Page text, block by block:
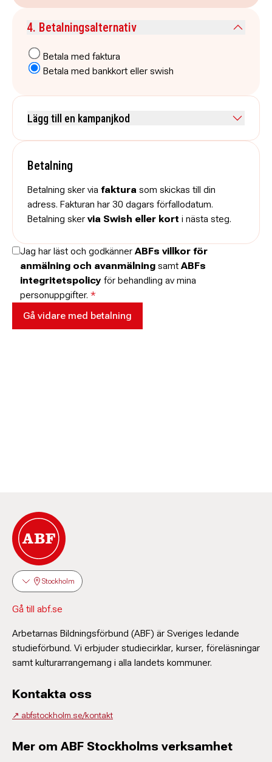
4. Betalningsalternativ
Betala med faktura
Betala med bankkort eller swish
Lägg till en kampanjkod
Betalning
Betalning sker via faktura som skickas till din
adress. Fakturan har 30 dagars förfallodatum.
Betalning sker via Swish eller kort i nästa steg.
Jag har läst och godkänner ABFs villkor för
anmälning och avanmälning samt ABFs
integritetspolicy för behandling av mina
personuppgifter. *
Stockholm
Gå till abf.se
Arbetarnas Bildningsförbund (ABF) är Sveriges ledande
studieförbund. Vi erbjuder studiecirklar, kurser, föreläsningar
samt kulturarrangemang i alla landets kommuner.
Kontakta oss
↗️ abfstockholm.se/kontakt
Mer om ABF Stockholms verksamhet